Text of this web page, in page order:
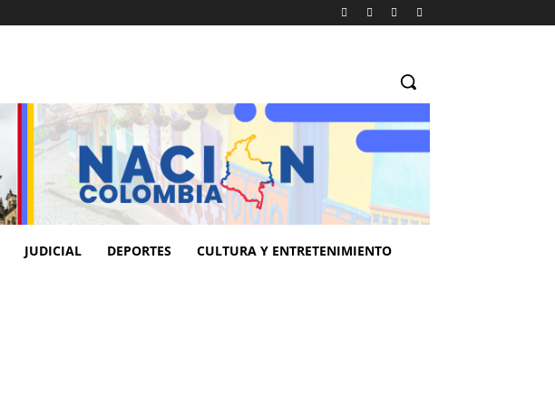
JUDICIAL DEPORTES CULTURA Y ENTRETENIMIENTO